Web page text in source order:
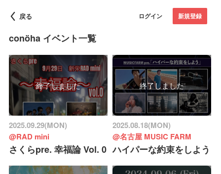
戻る ログイン 新規登録
conöha イベント一覧
終了しました
2025.09.29(MON)
@RAD mini
さくらpre. 幸福論 Vol. 0
終了しました
2025.08.18(MON)
@名古屋 MUSIC FARM
ハイパーな約束をしよう